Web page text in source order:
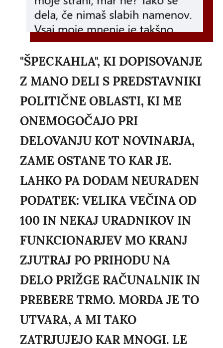
"ŠPECKAHLA", KI DOPISOVANJE
Z MANO DELI S PREDSTAVNIKI
POLITIČNE OBLASTI, KI ME
ONEMOGOČAJO PRI
DELOVANJU KOT NOVINARJA,
ZAME OSTANE TO KAR JE.
LAHKO PA DODAM NEURADEN
PODATEK: VELIKA VEČINA OD
100 IN NEKAJ URADNIKOV IN
FUNKCIONARJEV MO KRANJ
ZJUTRAJ PO PRIHODU NA
DELO PRIŽGE RAČUNALNIK IN
PREBERE TRMO. MORDA JE TO
UTVARA, A MI TAKO
ZATRJUJEJO KAR MNOGI. LE